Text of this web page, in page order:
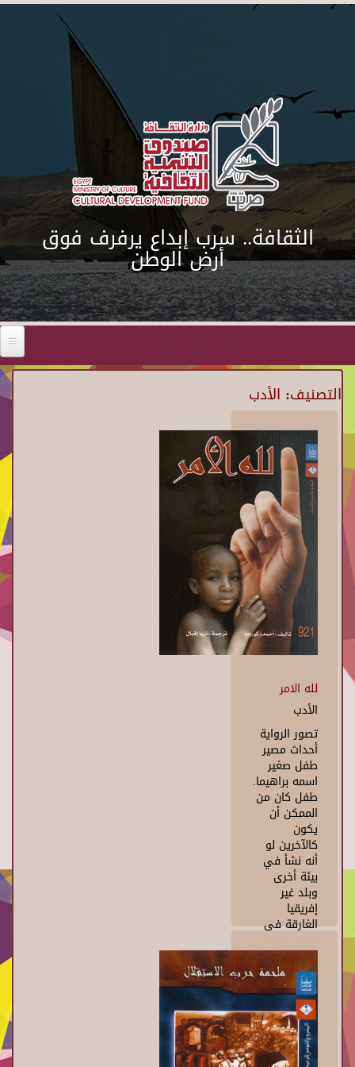
Skip to main content
الثقافة.. سرب إبداع يرفرف فوق
أرض الوطن
التصنيف: الأدب
لله الامر
الأدب
تصور الرواية
أحداث مصير
طفل صغير
اسمه براهيما.
طفل كان من
الممكن أن
يكون
كالآخرين لو
أنه نشأ في
بيئة أخرى
وبلد غير
إفريقيا
الغارقة في
والحرب. مات
أبوه وهو
صغير السن
ولا يذكر عنه
إلا القليل, أما
امه فقد
توفيت وهو